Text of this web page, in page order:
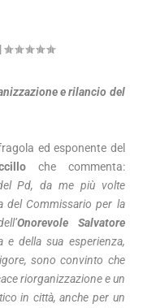
|
e rilancio del
ed esponente del
che commenta:
Pd, da me più volte
del Commissario per la
Onorevole Salvatore
e della sua esperienza,
sono convinto che
riorganizzazione e un
in città, anche per un